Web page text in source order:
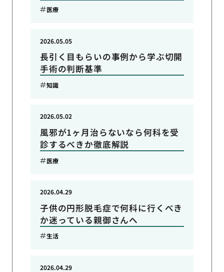
医療
長引く目もらいの事例から学ぶ切開
手術の判断基準
2026.05.05
知識
風邪が1ヶ月治らないなら何科を受
診するべきか徹底解説
2026.05.02
医療
子供の円形脱毛症で何科に行くべき
か迷っている親御さんへ
2026.04.29
生活
2026.04.29